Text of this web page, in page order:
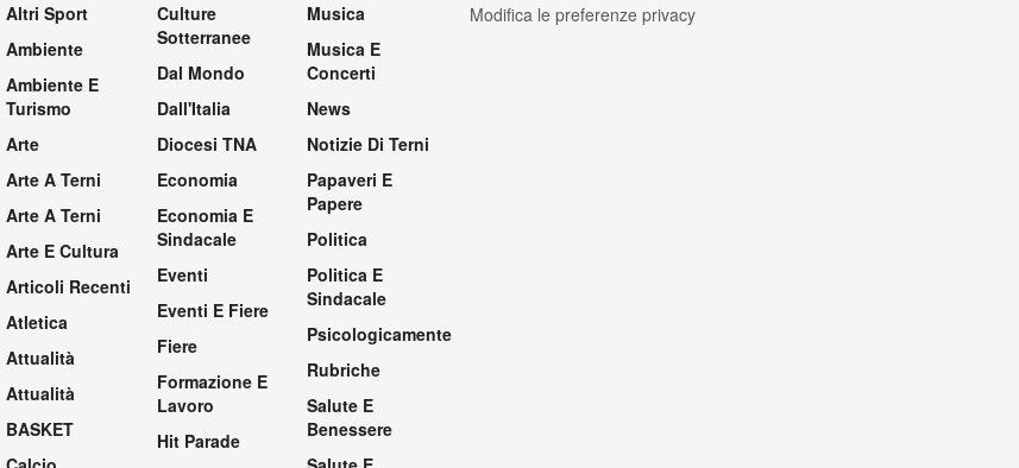
Altri Sport
Ambiente
Ambiente E
Turismo
Arte
Arte A Terni
Arte A Terni
Arte E Cultura
Articoli Recenti
Atletica
Attualità
Attualità
BASKET
Culture
Sotterranee
Dal Mondo
Dall'Italia
Diocesi TNA
Economia
Economia E
Sindacale
Eventi
Eventi E Fiere
Fiere
Formazione E
Lavoro
Hit Parade
Musica
Musica E
Concerti
News
Notizie Di Terni
Papaveri E
Papere
Politica
Politica E
Sindacale
Psicologicamente
Rubriche
Salute E
Benessere
Modifica le preferenze privacy